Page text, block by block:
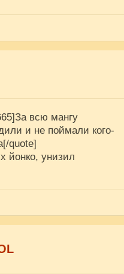
всю мангу
и не поймали кого-
quote]
йонко, унизил